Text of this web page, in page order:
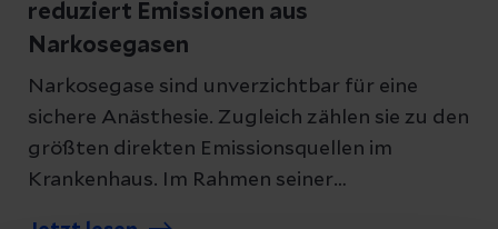
reduziert Emissionen aus
Narkosegasen
Narkosegase sind unverzichtbar für eine
sichere Anästhesie. Zugleich zählen sie zu den
größten direkten Emissionsquellen im
Krankenhaus. Im Rahmen seiner